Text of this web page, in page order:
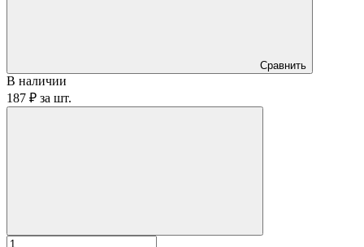
Сравнить
В наличии
187 ₽ за шт.